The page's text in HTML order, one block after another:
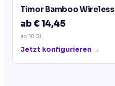
Timor Bamboo
ab € 14,45
ab 10 St.
Jetzt konfigurieren →